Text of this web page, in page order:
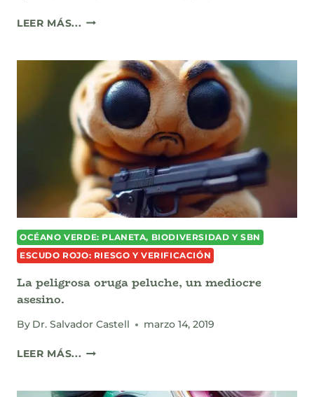
LEER MÁS... NASCITURUS,
DEL
NO
NACIDO.
OCÉANO VERDE: PLANETA, BIODIVERSIDAD Y SBN
ESCUDO ROJO: RIESGO Y VERIFICACIÓN
La peligrosa oruga peluche, un mediocre
asesino.
By Dr. Salvador Castell marzo 14, 2019
LEER MÁS... LA
PELUCHE,